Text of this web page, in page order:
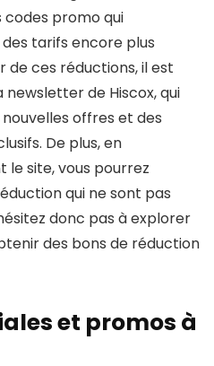
promo qui
tarifs encore plus
de ces réductions, il est
de Hiscox, qui
offres et des
De plus, en
site, vous pourrez
qui ne sont pas
donc pas à explorer
des bons de réduction
et promos à